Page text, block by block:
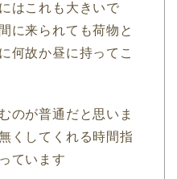
はこれも大きいで
に来られても荷物と
何故か昼に持ってこ
のが普通だと思いま
くしてくれる時間指
ています